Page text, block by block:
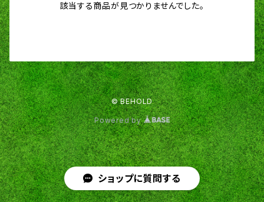
該当する商品が見つかりませんでした。
© BEHOLD
Powered by
ショップに質問する